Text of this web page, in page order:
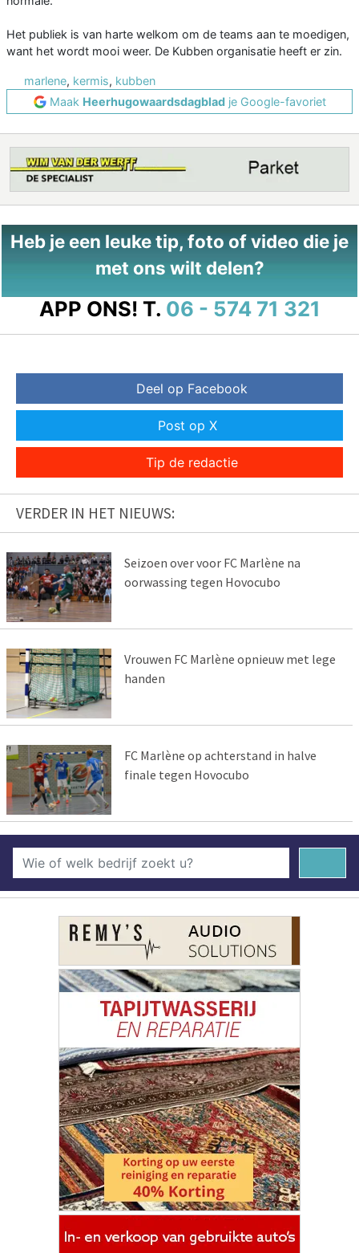
Het publiek is van harte welkom om de teams aan te moedigen,
want het wordt mooi weer. De Kubben organisatie heeft er zin.
marlene, kermis, kubben
Maak Heerhugowaardsdagbladje Google-favoriet
Heb je een leuke tip, foto of video die je
met ons wilt delen?
APP ONS! T. 06 - 574 71 321
Deel op Facebook
Post op X
Tip de redactie
VERDER IN HET NIEUWS:
Seizoen over voor FC Marlène na
oorwassing tegen Hovocubo
Vrouwen FC Marlène opnieuw met lege
handen
FC Marlène op achterstand in halve
finale tegen Hovocubo